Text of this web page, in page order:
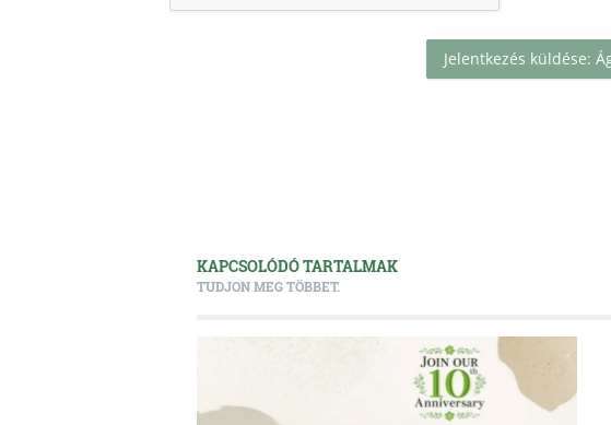
Jelentkezés küldése:
KAPCSOLÓDÓ TARTALMAK
TUDJON MEG TÖBBET.